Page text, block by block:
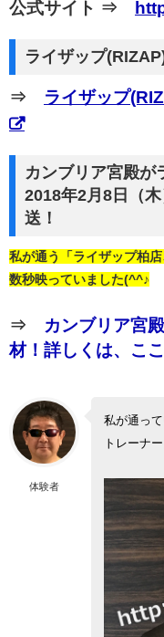
公式サイト ⇒
ライザップ
⇒ ライザップ
カンブリア宮殿が
2018年2月8日（
送！
私が通う「ライザップ柏
数秒映っていました(^^♪
⇒ カンブリア宮
材！詳しくは、こ
体験者
私が通っ
トレーナー